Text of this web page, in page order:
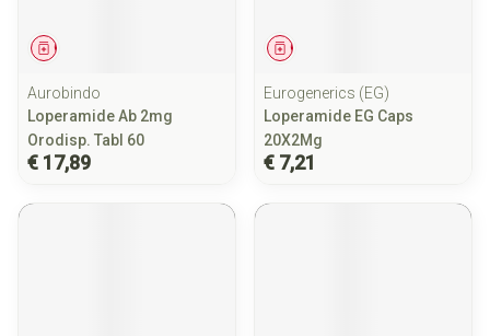
Geneesmiddel
Aurobindo
Loperamide Ab 2mg
Orodisp. Tabl 60
€ 17,89
Geneesmiddel
Eurogenerics (EG)
Loperamide EG Caps
20X2Mg
€ 7,21